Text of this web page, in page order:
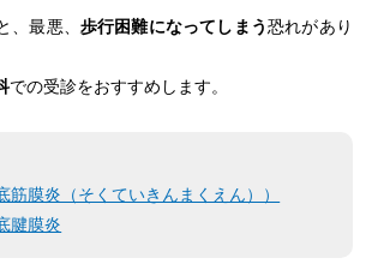
、最悪、 歩行困難になってしまう恐れがあり
での受診をおすすめします。
筋膜炎（そくていきんまくえん））
腱膜炎